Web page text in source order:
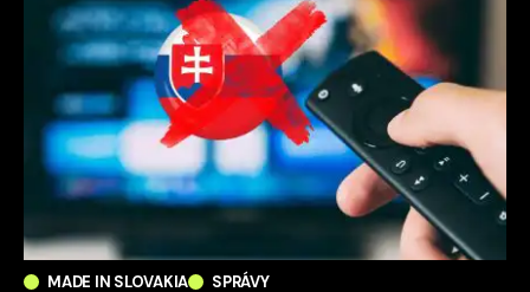
MADE IN SLOVAKIA SPRÁVY